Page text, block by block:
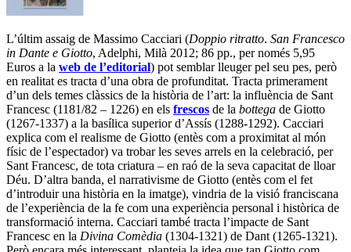
L’últim assaig de Massimo Cacciari (Doppio ritratto. San Francesco
in Dante e Giotto, Adelphi, Milà 2012; 86 pp., per només 5,95
Euros a la web de l’editorial) pot semblar lleuger pel seu pes, però
en realitat es tracta d’una obra de profunditat. Tracta primerament
d’un dels temes clàssics de la història de l’art: la influència de Sant
Francesc (1181/82 – 1226) en els frescos de la bottega de Giotto
(1267-1337) a la basílica superior d’Assís (1288-1292). Cacciari
explica com el realisme de Giotto (entès com a proximitat al món
físic de l’espectador) va trobar les seves arrels en la celebració, per
Sant Francesc, de tota criatura – en raó de la seva capacitat de lloar
Déu. D’altra banda, el narrativisme de Giotto (entès com el fet
d’introduir una història en la imatge), vindria de la visió franciscana
de l’experiència de la fe com una experiència personal i històrica de
transformació interna. Cacciari també tracta l’impacte de Sant
Francesc en la Divina Comèdia (1304-1321) de Dant (1265-1321).